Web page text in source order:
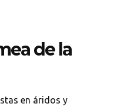
de la
en áridos y